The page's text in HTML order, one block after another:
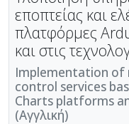
εποπτείας και
πλατφόρμες
και στις
Implementation
control services
Charts platforms
(Αγγλική)